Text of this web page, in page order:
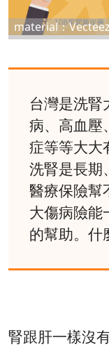
material：
台灣是洗腎
病、高血壓
症等等大大
洗腎是長期
醫療保險幫
大傷病險能
的幫助。什
腎跟肝一樣沒